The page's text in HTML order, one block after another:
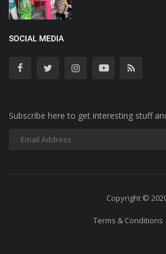
SOCIAL MEDIA
Subscribe here to get interesting stuff
Copyright ©
Terms & Conditions